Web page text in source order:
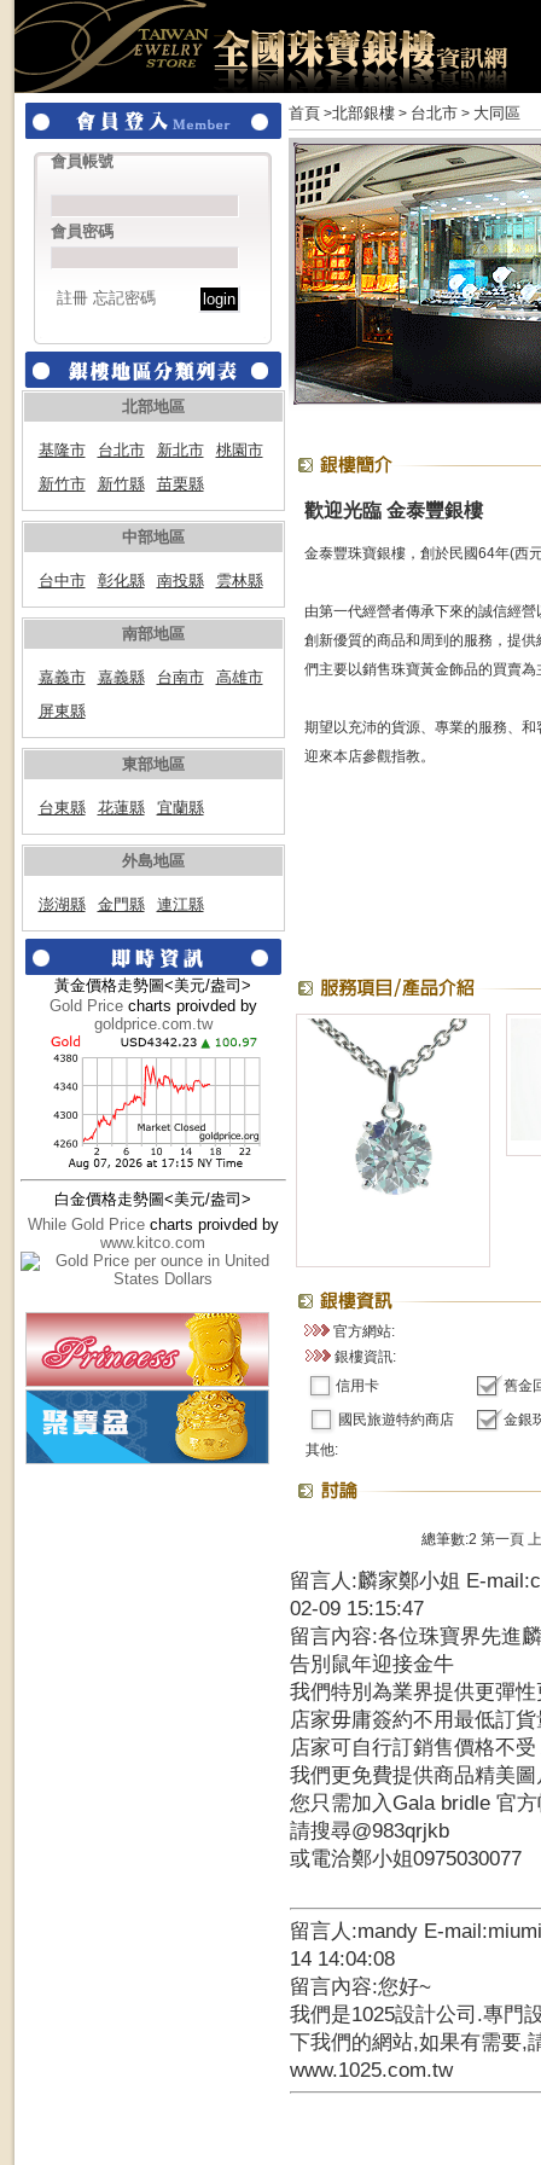
會員帳號
會員密碼
註冊 忘記密碼
北部地區
基隆市 台北市 新北市
桃園市
新竹市
新竹縣 苗栗縣
中部地區
台中市 彰化縣 南投縣 雲林縣
南部地區
嘉義市 嘉義縣 台南市
高雄市
屏東縣
東部地區
台東縣 花蓮縣 宜蘭縣
外島地區
澎湖縣 金門縣 連江縣
黃金價格走勢圖<美元/盎司>
Gold Pricecharts proivded by
goldprice.com.tw
白金價格走勢圖<美元/盎司>
While Gold Pricecharts proivded by
www.kitco.com
首頁 >北部銀樓> 台北市> 大同區
歡迎光臨 金泰豐銀樓
金泰豐珠寶銀樓，創於民國64年(西
由第一代經營者傳承下來的誠信經
創新優質的商品和周到的服務，提
們主要以銷售珠寶黃金飾品的買賣為
期望以充沛的貨源、專業的服務、
迎來本店參觀指教。
官方網站:
銀樓資訊:
信用卡
舊金
國民旅遊特約商店
金銀
其他:
總筆數:2 第一頁
留言人:麟家鄭小姐 E-
02-09 15:15:47
留言內容:各位珠寶界先進
告別鼠年迎接金牛
我們特別為業界提供更彈
店家毋庸簽約不用最低訂
店家可自行訂銷售價格不
我們更免費提供商品精美
您只需加入Gala bridle 官
請搜尋@983qrjkb
或電洽鄭小姐0975030077
留言人:mandy E-
14 14:04:08
留言內容:您好~
我們是1025設計公司.專門
下我們的網站,如果有需要,
www.1025.com.tw